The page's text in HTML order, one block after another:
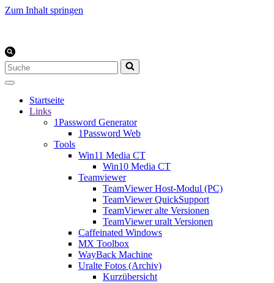
Zum Inhalt springen
Suchen
nach …
Startseite
Links
1Password Generator
1Password Web
Tools
Win11 Media CT
Win10 Media CT
Teamviewer
TeamViewer Host-Modul (PC)
TeamViewer QuickSupport
TeamViewer alte Versionen
TeamViewer uralt Versionen
Caffeinated Windows
MX Toolbox
WayBack Machine
Uralte Fotos (Archiv)
Kurzübersicht